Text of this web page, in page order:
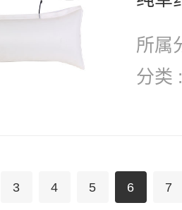
所属
分类
衰老
3 4 5 6 7